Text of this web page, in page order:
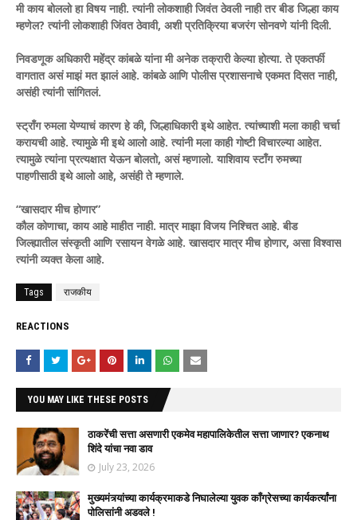
मी काय बोललो हा विषय नाही. त्यांनी लोकशाही जिवंत ठेवली नाही तर बीड जिल्हा काय
म्हणेल? त्यांनी लोकशाही जिंवत ठेवावी, अशी प्रतिक्रिया बजरंग सोनवणे यांनी दिली.
निवडणूक अधिकारी महेंद्र कांबळे यांना मी अनेक तक्रारी केल्या होत्या. ते एकतर्फी
वागतात असं माझं मत झालं आहे. कांबळे आणि पोलीस प्रशासनाचे एकमत दिसत नाही,
असंही त्यांनी सांगितलं.
स्ट्राँग रुमला येण्याचं कारण हे की, जिल्हाधिकारी इथे आहेत. त्यांच्याशी मला काही चर्चा
करायची आहे. त्यामुळे मी इथे आलो आहे. त्यांनी मला काही गोष्टी विचारल्या आहेत.
त्यामुळे त्यांना प्रत्यक्षात येऊन बोलतो, असं म्हणालो. याशिवाय स्टाँग रुमच्या
पाहणीसाठी इथे आलो आहे, असंही ते म्हणाले.
“खासदार मीच होणार”
कौल कोणाचा, काय आहे माहीत नाही. मात्र माझा विजय निश्चित आहे. बीड
जिल्ह्यातील संस्कृती आणि रसायन वेगळे आहे. खासदार मात्र मीच होणार, असा विश्वास
त्यांनी व्यक्त केला आहे.
Tags राजकीय
REACTIONS
YOU MAY LIKE THESE POSTS
ठाकरेंची सत्ता असणारी एकमेव महापालिकेतील सत्ता जाणार? एकनाथ
शिंदे यांचा नवा डाव
July 23, 2026
मुख्यमंत्र्यांच्या कार्यक्रमाकडे निघालेल्या युवक काँग्रेसच्या कार्यकर्त्यांना
पोलिसांनी अडवले !